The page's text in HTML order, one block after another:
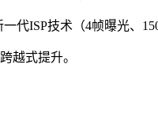
代ISP技术（4帧曝光、
越式提升。